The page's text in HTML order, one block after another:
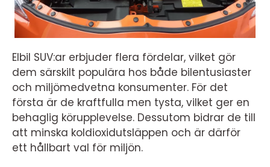
Elbil SUV:ar erbjuder flera fördelar, vilket gör
dem särskilt populära hos både bilentusiaster
och miljömedvetna konsumenter. För det
första är de kraftfulla men tysta, vilket ger en
behaglig körupplevelse. Dessutom bidrar de till
att minska koldioxidutsläppen och är därför
ett hållbart val för miljön.